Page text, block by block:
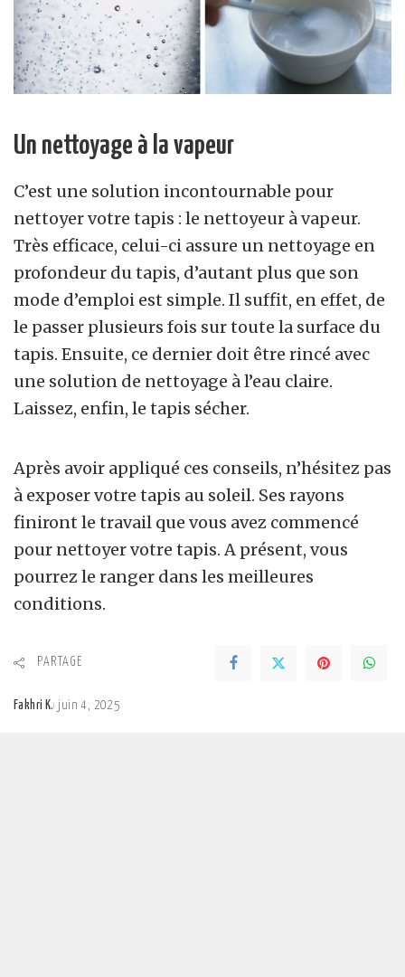
Un nettoyage à la vapeur
C’est une solution incontournable pour
nettoyer votre tapis : le nettoyeur à vapeur.
Très efficace, celui-ci assure un nettoyage en
profondeur du tapis, d’autant plus que son
mode d’emploi est simple. Il suffit, en effet, de
le passer plusieurs fois sur toute la surface du
tapis. Ensuite, ce dernier doit être rincé avec
une solution de nettoyage à l’eau claire.
Laissez, enfin, le tapis sécher.
Après avoir appliqué ces conseils, n’hésitez pas
à exposer votre tapis au soleil. Ses rayons
finiront le travail que vous avez commencé
pour nettoyer votre tapis. A présent, vous
pourrez le ranger dans les meilleures
conditions.
PARTAGE
Fakhri K. juin 4, 2025